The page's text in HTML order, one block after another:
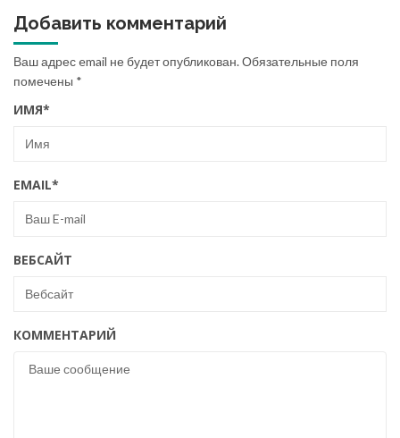
Добавить комментарий
Ваш адрес email не будет опубликован.Обязательные поля
помечены *
ИМЯ*
EMAIL*
ВЕБСАЙТ
КОММЕНТАРИЙ